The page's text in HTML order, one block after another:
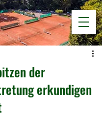
der
erkundigen